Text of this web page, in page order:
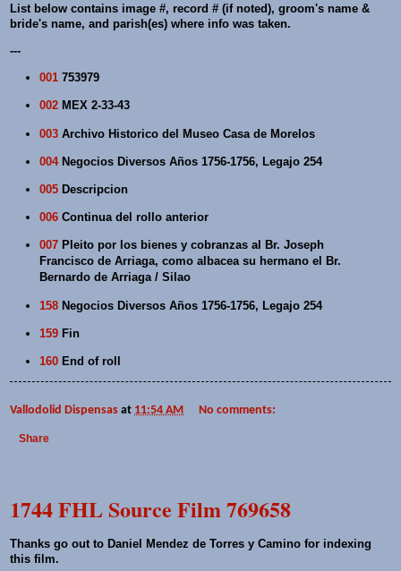
List below contains image #, record # (if noted), groom's name &
bride's name, and parish(es) where info was taken.
---
001 753979
002 MEX 2-33-43
003 Archivo Historico del Museo Casa de Morelos
004Negocios Diversos Años 1756-1756, Legajo 254
005 Descripcion
006 Continua del rollo anterior
007 Pleito por los bienes y cobranzas al Br. Joseph
Francisco de Arriaga, como albacea su hermano el Br.
Bernardo de Arriaga / Silao
158 Negocios Diversos Años 1756-1756, Legajo 254
159 Fin
160 End of roll
Vallodolid Dispensas at 11:54 AM No comments:
Share
1744 FHL Source Film 769658
Thanks go out to Daniel Mendez de Torres y Camino for indexing
this film.